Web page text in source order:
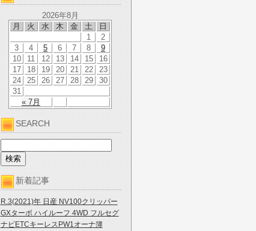
2026年8月
月
火 水 木 金 土 日
« 7月
1
2
3
4 5 6 7 8
9
10
11 12 13 14 15
16
17
18 19 20 21 22
23
24
25 26 27 28 29
30
31
SEARCH
新着記事
R.3(2021)年 日産 NV100クリッパー
GXターボ ハイルーフ 4WD フルセグ
ナビETCキーレスPW1オーナ簿